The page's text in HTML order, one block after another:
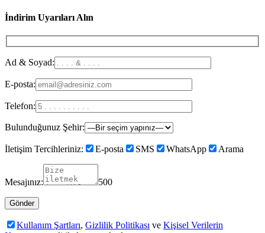
İndirim Uyarıları Alın
Ad & Soyad:
E-posta:
Telefon:
Bulunduğunuz Şehir:
İletişim Tercihleriniz: E-posta SMS WhatsApp Arama
Mesajınız: 500
Kullanım Şartları, Gizlilik Politikası ve Kişisel Verilerin